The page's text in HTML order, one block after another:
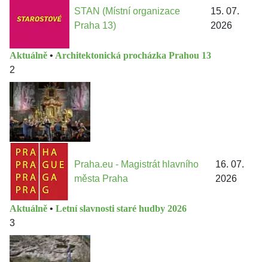
STAN (Místní organizace
Praha 13)
15. 07.
2026
Aktuálně • Architektonická procházka Prahou 13
2
Praha.eu - Magistrát hlavního
města Praha
16. 07.
2026
Aktuálně • Letní slavnosti staré hudby 2026
3